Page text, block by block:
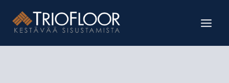
sisältöön